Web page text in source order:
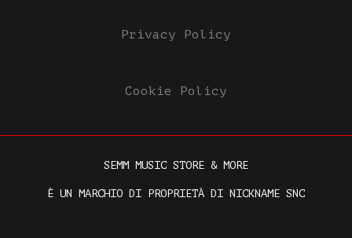
Privacy Policy
Cookie Policy
SEMM MUSIC STORE & MORE
È UN MARCHIO DI PROPRIETÀ DI NICKNAME SNC